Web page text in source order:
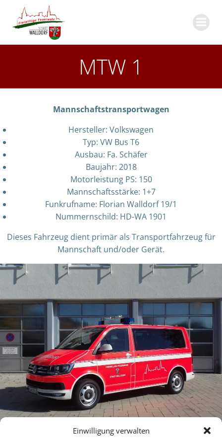
Einwilligung verwalten
MTW 1
Mannschaftstransportwagen
Hersteller: Volkswagen
Typ: VW Bus T6
Ausbau: Fa. Schäfer
Baujahr: 2018
Motorleistung PS: 150
Mannschaftsstärke: 1+7
Funkrufname: Florian Walldorf 19/1
Nummernschild: HD-WA 1901
Dieses Fahrzeug dient primär als Transportfahrzeug für
Mannschaft und/oder Gerät.